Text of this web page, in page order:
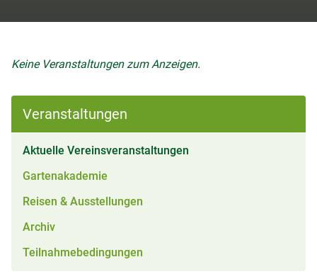
Veranstaltungen
Aktuelle Vereinsveranstaltungen
Gartenakademie
Reisen & Ausstellungen
Archiv
Teilnahmebedingungen
Keine Veranstaltungen zum Anzeigen.